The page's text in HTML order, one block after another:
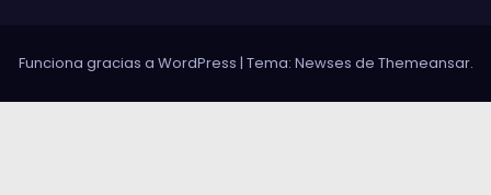
Funciona gracias a WordPress | Tema: Newses de Themeansar.